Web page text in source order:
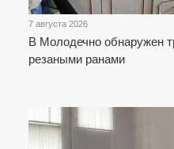
7 августа 2026
В Молодечно обнаружен
резаными ранами